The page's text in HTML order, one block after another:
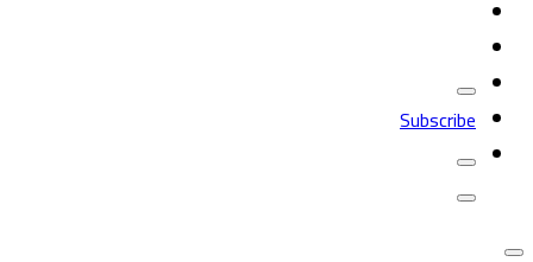
Subscribe